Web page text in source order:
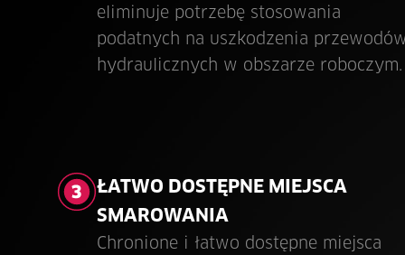
eliminuje potrzebę stosowania
podatnych na uszkodzenia
hydraulicznych w obszarze roboczym.
ŁATWO DOSTĘPNE MIEJSCA
SMAROWANIA
Chronione i łatwo dostępne miejsca